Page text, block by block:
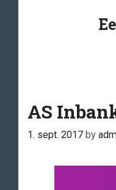
AS
1. sept. 2017 by